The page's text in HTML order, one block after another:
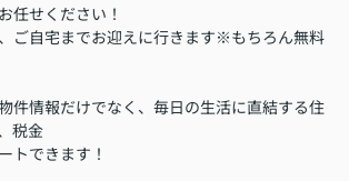
任せください！
ご自宅までお迎えに行きます※もちろん無料
件情報だけでなく、毎日の生活に直結する住
税金
トできます！